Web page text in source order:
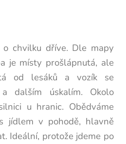
o chvilku dříve. Dle mapy
je místy prošlápnutá, ale
od lesáků a vozík se
dalším úskalím. Okolo
u hranic. Obědváme
jídlem v pohodě, hlavně
Ideální, protože jdeme po